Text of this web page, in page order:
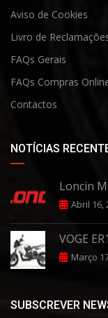
Aviso de Cookies
Livro de Reclamaçõe
FAQs Gerais
FAQs Compras
Contactos
NOTÍCIAS
Loncin
Abril 16,
VOGE
Março
SUBSCREVER